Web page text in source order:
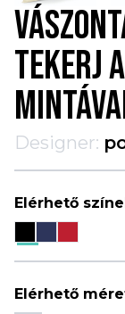
TEKERJ
Designer:
Elérhető
Elérhető